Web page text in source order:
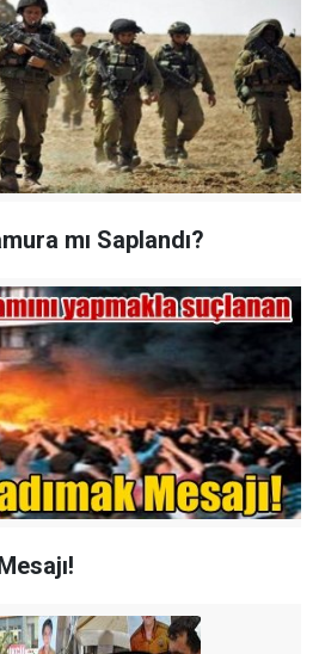
mı Saplandı?